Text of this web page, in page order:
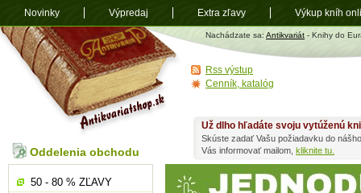
Antikvariát
shop.sk
Nachádzate sa: Antikvariát - Knihy do
Už dlho hľadáte svoju vytúženú
Skúste zadať Vašu požiadavku do
Vás informovať mailom, kliknite tu.
Oddelenia obchodu
50 - 80 % ZĽAVY
Rss výstup
Cenník, katalóg
Novinky Výpredaj Extra zľavy Výkup kníh